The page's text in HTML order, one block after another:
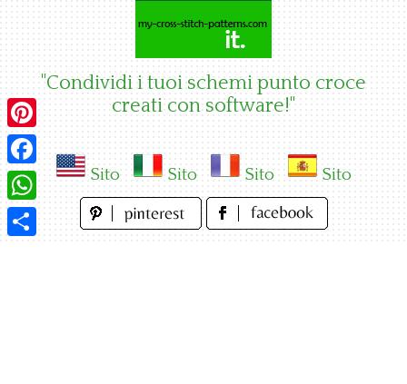
"Condividi i tuoi schemi punto croce
creati con software!"
Sito Sito Sito Sito
Pinterest
Facebook
WhatsApp